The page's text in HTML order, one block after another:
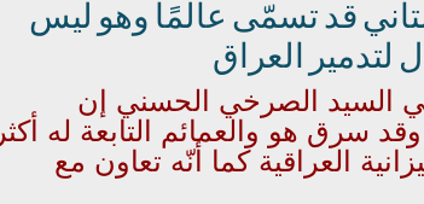
قد تسمّى عالمًا وهو ليس
لتدمير العراق
السيد الصرخي الحسني إن
سرق هو والعمائم التابعة له أكثر
العراقية كما أنّه تعاون مع